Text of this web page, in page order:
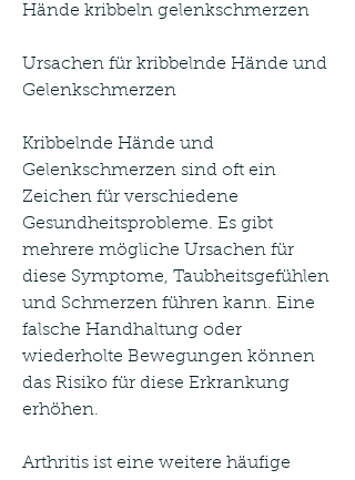
Hände kribbeln gelenkschmerzen
Ursachen für kribbelnde Hände und
Gelenkschmerzen
Kribbelnde Hände und
Gelenkschmerzen sind oft ein
Zeichen für verschiedene
Gesundheitsprobleme. Es gibt
mehrere mögliche Ursachen für
diese Symptome, Taubheitsgefühlen
und Schmerzen führen kann. Eine
falsche Handhaltung oder
wiederholte Bewegungen können
das Risiko für diese Erkrankung
erhöhen.
Arthritis ist eine weitere häufige